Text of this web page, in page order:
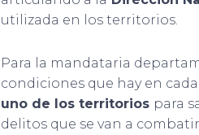
utilizada en los territorios.
Para la mandataria
condiciones que hay en
uno de los territorios para
delitos que se van a